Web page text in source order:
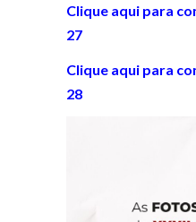
Clique aqui para
27
Clique aqui para
28